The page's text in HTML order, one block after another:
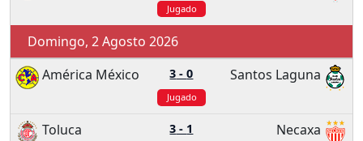
Jugado
Domingo, 2 Agosto 2026
América México
3 -0 Santos Laguna
Jugado
Toluca 3 - 1 Necaxa